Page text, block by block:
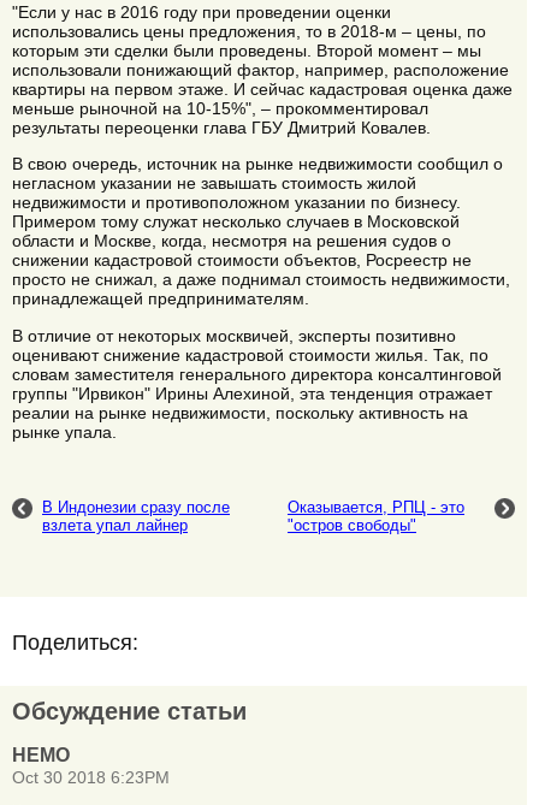
"Если у нас в 2016 году при проведении оценки
использовались цены предложения, то в 2018-м – цены, по
которым эти сделки были проведены. Второй момент – мы
использовали понижающий фактор, например, расположение
квартиры на первом этаже. И сейчас кадастровая оценка даже
меньше рыночной на 10-15%", – прокомментировал
результаты переоценки глава ГБУ Дмитрий Ковалев.
В свою очередь, источник на рынке недвижимости сообщил о
негласном указании не завышать стоимость жилой
недвижимости и противоположном указании по бизнесу.
Примером тому служат несколько случаев в Московской
области и Москве, когда, несмотря на решения судов о
снижении кадастровой стоимости объектов, Росреестр не
просто не снижал, а даже поднимал стоимость недвижимости,
принадлежащей предпринимателям.
В отличие от некоторых москвичей, эксперты позитивно
оценивают снижение кадастровой стоимости жилья. Так, по
словам заместителя генерального директора консалтинговой
группы "Ирвикон" Ирины Алехиной, эта тенденция отражает
реалии на рынке недвижимости, поскольку активность на
рынке упала.
В Индонезии сразу после
взлета упал лайнер
Оказывается, РПЦ - это
"остров свободы"
Поделиться:
Обсуждение статьи
НЕМО
Oct 30 2018 6:23PM